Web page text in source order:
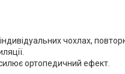
чохлах,
ортопедичний ефект.